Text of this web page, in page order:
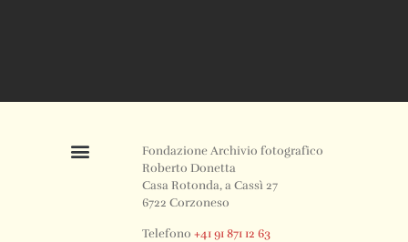
Fondazione Archivio fotografico
Roberto Donetta
Casa Rotonda, a Cassì 27
6722 Corzoneso
Telefono+41 91 871 12 63